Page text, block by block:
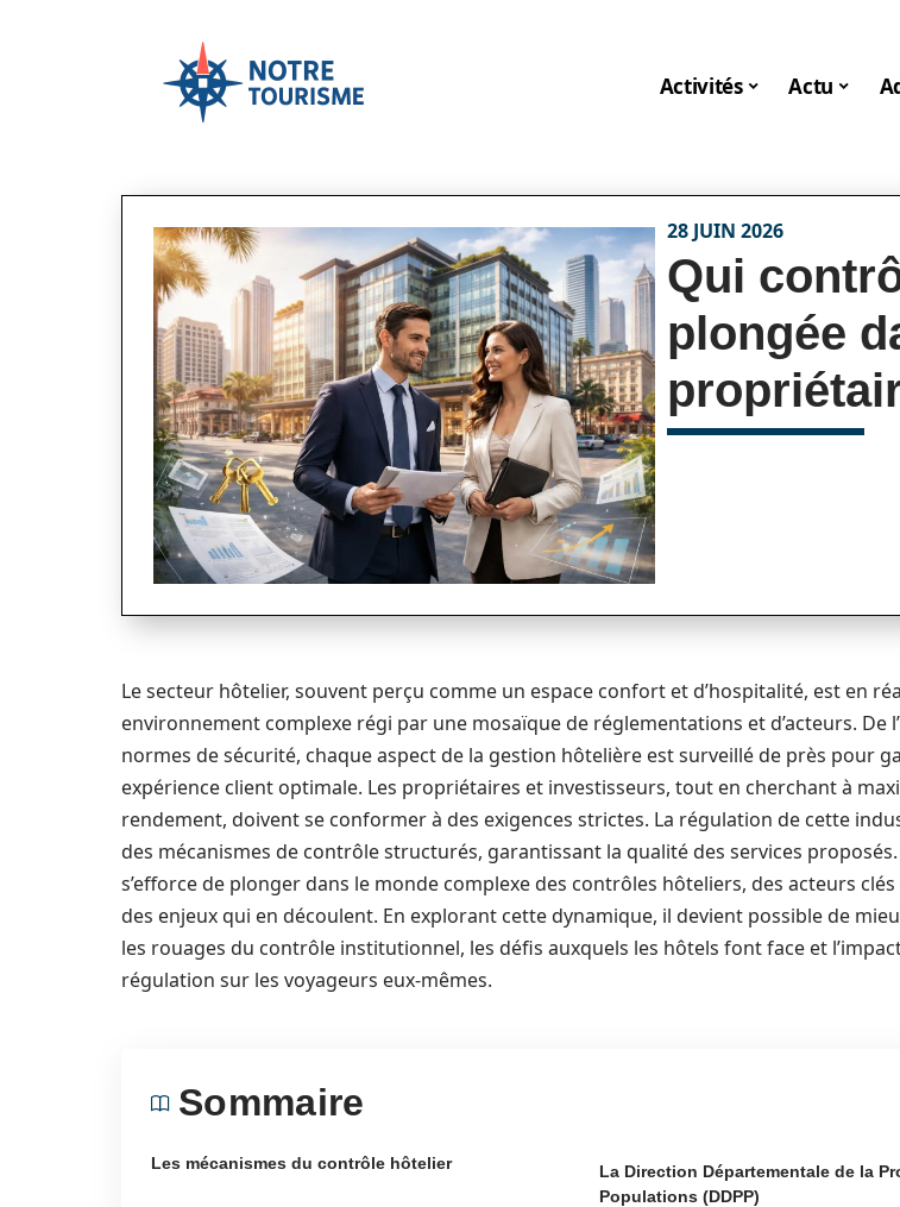
Activités Actu
28 JUIN 2026
Qui
plongée
Le secteur hôtelier, souvent perçu comme un espace confort et d’hospitalité, est en
environnement complexe régi par une mosaïque de réglementations et d’acteurs. De
normes de sécurité, chaque aspect de la gestion hôtelière est surveillé de près pour
expérience client optimale. Les propriétaires et investisseurs, tout en cherchant à
rendement, doivent se conformer à des exigences strictes. La régulation de cette
des mécanismes de contrôle structurés, garantissant la qualité des services
s’efforce de plonger dans le monde complexe des contrôles hôteliers, des acteurs
des enjeux qui en découlent. En explorant cette dynamique, il devient possible de
les rouages du contrôle institutionnel, les défis auxquels les hôtels font face et
régulation sur les voyageurs eux-mêmes.
Sommaire
Les mécanismes du contrôle hôtelier
La Direction Départementale de la
Populations (DDPP)